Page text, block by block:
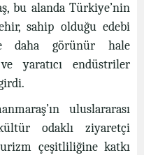
bu alanda Türkiye’nin
sahip olduğu edebi
daha görünür hale
yaratıcı endüstriler
uluslararası
odaklı ziyaretçi
çeşitliliğine katkı